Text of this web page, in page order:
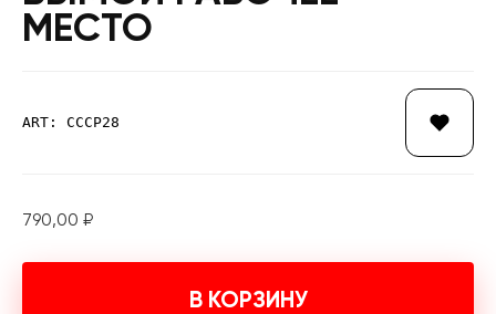
МЕСТО
ART: СССР28
790,00 ₽
В КОРЗИНУ